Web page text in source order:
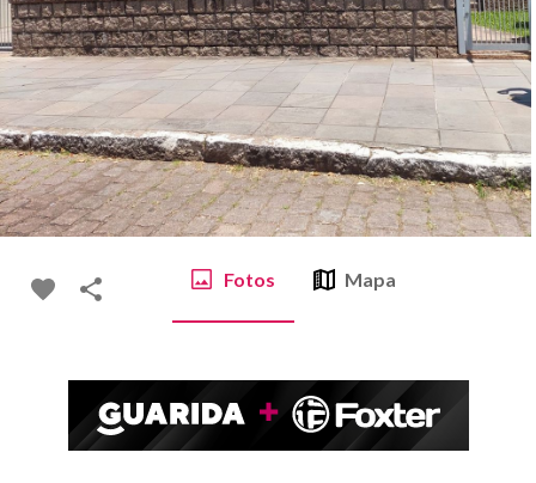
Fotos Mapa